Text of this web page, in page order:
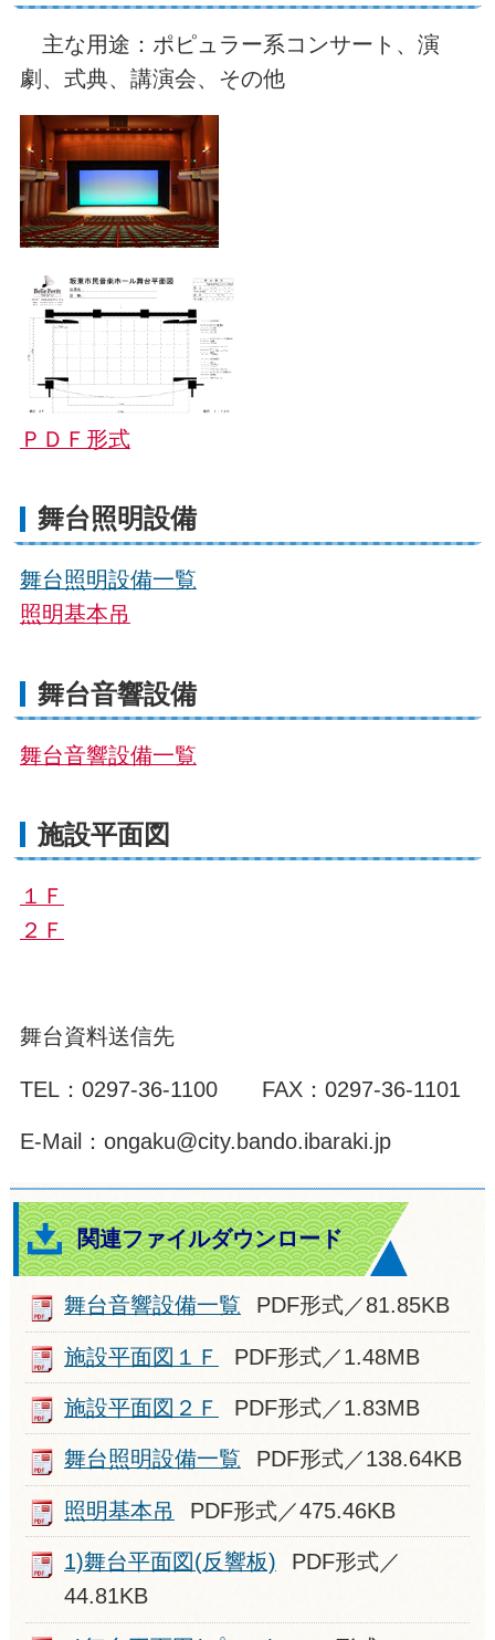
主な用途：ポピュラー系コンサート、演
劇、式典、講演会、その他
ＰＤＦ形式
舞台照明設備
舞台照明設備一覧
照明基本吊
舞台音響設備
舞台音響設備一覧
施設平面図
１Ｆ
２ Ｆ
舞台資料送信先
TEL：0297-36-1100 FAX：0297-36-1101
E-Mail：ongaku@city.bando.ibaraki.jp
関連ファイルダウンロード
舞台音響設備一覧 PDF形式／81.85KB
施設平面図１Ｆ PDF形式／1.48MB
施設平面図２Ｆ PDF形式／1.83MB
舞台照明設備一覧 PDF形式／138.64KB
照明基本吊 PDF形式／475.46KB
1)舞台平面図(反響板)
PDF形式／
44.81KB